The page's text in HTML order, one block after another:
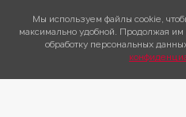
Мы используем файлы cookie,
максимально удобной. Продолжая им
обработку персональных